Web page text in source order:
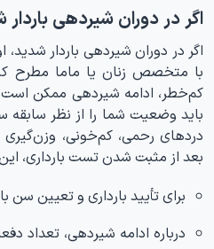
اگر در دوران شیردهی
اگر در دوران شیردهی باردار شدید،
با متخصص زنان یا ماما مطرح
کم‌خطر، ادامه شیردهی ممکن است
باید وضعیت شما را از نظر سابقه
دردهای رحمی، کم‌خونی،
بعد از مثبت شدن تست بارداری،
برای تأیید بارداری و تعیین سن
درباره ادامه شیردهی، تعداد